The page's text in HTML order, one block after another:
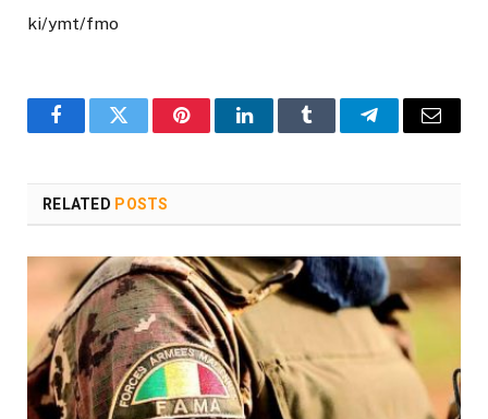
ki/ymt/fmo
FacebookTwitter PinterestLinkedInTumblr TelegramEmail
RELATED POSTS